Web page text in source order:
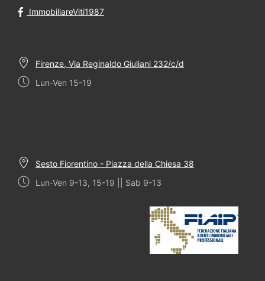
ImmobiliareViti1987
Firenze, Via Reginaldo Giuliani 232/c/d
Lun-Ven 15-19
Sesto Fiorentino - Piazza della Chiesa 38
Lun-Ven 9-13, 15-19 || Sab 9-13